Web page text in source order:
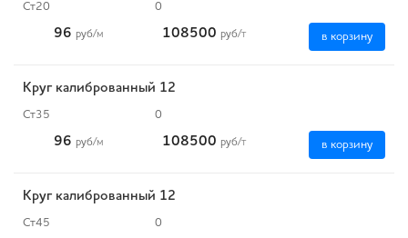
Ст20 0
96 руб/м 108500 руб/т в корзину
Круг калиброванный 12
Ст35 0
96 руб/м 108500 руб/т в корзину
Круг калиброванный 12
Ст45 0